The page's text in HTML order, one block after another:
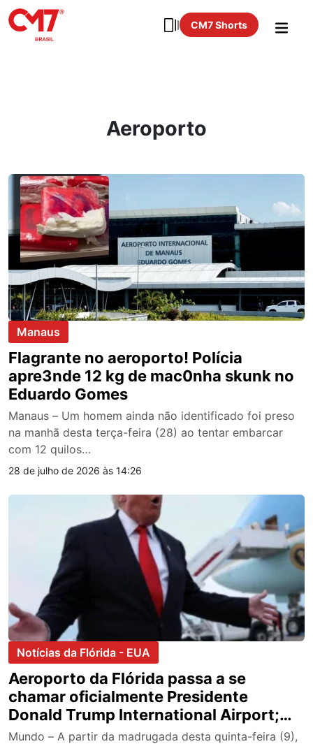
CM7 Shorts
Aeroporto
Manaus
Flagrante no aeroporto! Polícia
apre3nde 12 kg de mac0nha skunk no
Eduardo Gomes
Manaus – Um homem ainda não identificado foi preso
na manhã desta terça-feira (28) ao tentar embarcar
com 12 quilos…
28 de julho de 2026 às 14:26
Notícias da Flórida - EUA
Aeroporto da Flórida passa a se
chamar oficialmente Presidente
Donald Trump International Airport;
vídeo
Mundo – A partir da madrugada desta quinta-feira (9),